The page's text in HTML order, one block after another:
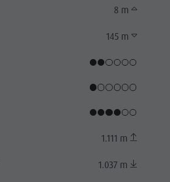
8 m
145 m
1.111 m
1.037 m